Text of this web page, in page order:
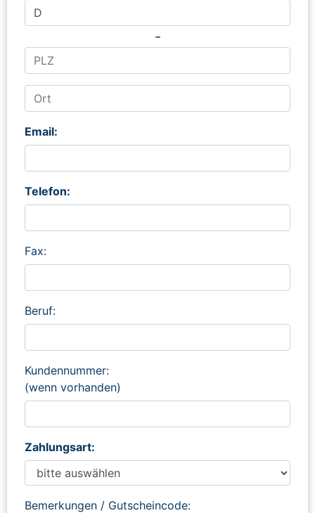
-
Email:
Telefon:
Fax:
Beruf:
Kundennummer:
(wenn vorhanden)
Zahlungsart:
Bemerkungen / Gutscheincode: